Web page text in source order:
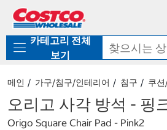
로
기
가
카테고리 전체
보기
메인 가구/침구/인테리어 침구 쿠
오리고 사각 방석 - 핑
Origo Square Chair Pad - Pink2